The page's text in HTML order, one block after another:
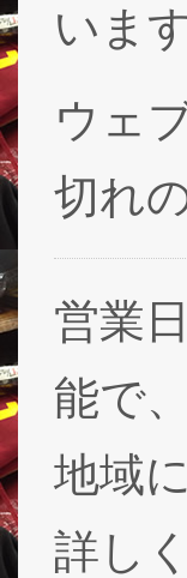
います
ウェ
切れ
営業
能で、
地域
詳し